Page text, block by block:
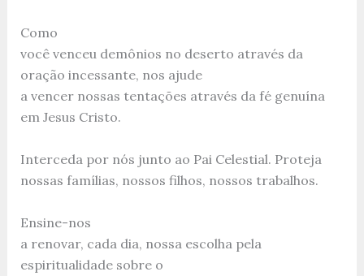
Como
você venceu demônios no deserto através da
oração incessante, nos ajude
a vencer nossas tentações através da fé genuína
em Jesus Cristo.
Interceda por nós junto ao Pai Celestial. Proteja
nossas famílias, nossos filhos, nossos trabalhos.
Ensine-nos
a renovar, cada dia, nossa escolha pela
espiritualidade sobre o